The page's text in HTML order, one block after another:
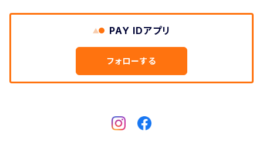
ヘアケア
お菓子
離乳食・こどもお菓子
PAY IDアプリ
フォローする